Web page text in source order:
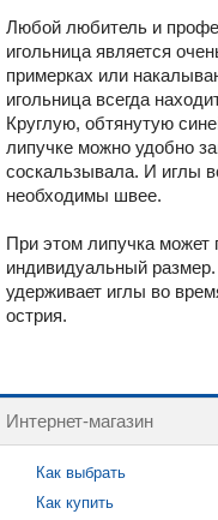
Любой любитель и
игольница является
примерках или
игольница всегда
Круглую, обтянутую
липучке можно удобно
соскальзывала. И иглы
необходимы швее.
При этом липучка может
индивидуальный
удерживает иглы во
острия.
Интернет-магазин
Как выбрать
Как купить